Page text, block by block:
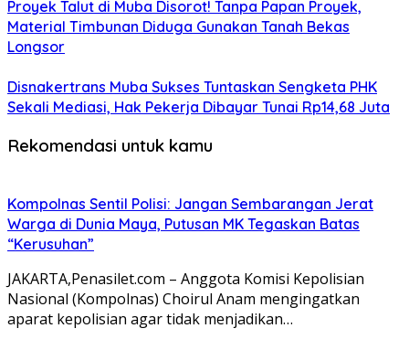
Proyek Talut di Muba Disorot! Tanpa Papan Proyek,
Material Timbunan Diduga Gunakan Tanah Bekas
Longsor
Disnakertrans Muba Sukses Tuntaskan Sengketa PHK
Sekali Mediasi, Hak Pekerja Dibayar Tunai Rp14,68 Juta
Rekomendasi untuk kamu
Kompolnas Sentil Polisi: Jangan Sembarangan Jerat
Warga di Dunia Maya, Putusan MK Tegaskan Batas
“Kerusuhan”
JAKARTA,Penasilet.com – Anggota Komisi Kepolisian
Nasional (Kompolnas) Choirul Anam mengingatkan
aparat kepolisian agar tidak menjadikan…